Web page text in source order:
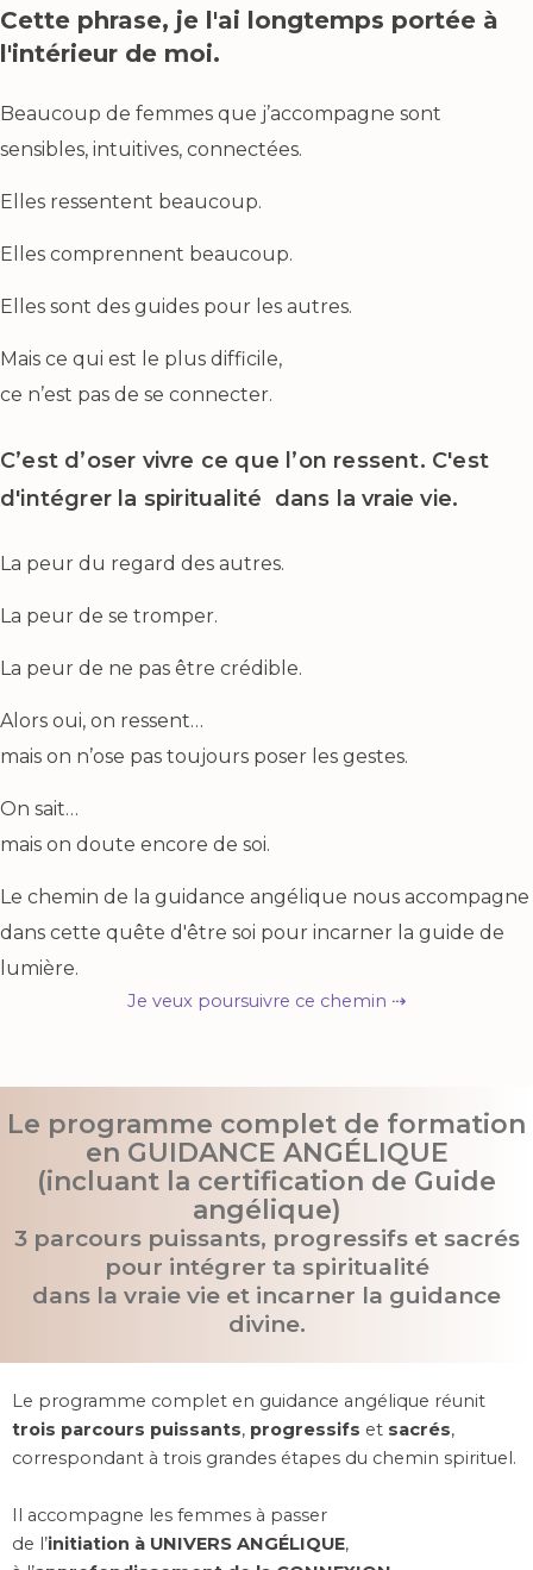
Cette phrase, je l'ai longtemps portée à
l'intérieur de moi.
Beaucoup de femmes que j’accompagne sont
sensibles, intuitives, connectées.
Elles ressentent beaucoup.
Elles comprennent beaucoup.
Elles sont des guides pour les autres.
Mais ce qui est le plus difficile,
ce n’est pas de se connecter.
C’est d’oser vivre ce que l’on ressent. C'est
d'intégrer la spiritualité dans la vraie vie.
La peur du regard des autres.
La peur de se tromper.
La peur de ne pas être crédible.
Alors oui, on ressent…
mais on n’ose pas toujours poser les gestes.
On sait…
mais on doute encore de soi.
Le chemin de la guidance angélique nous accompagne
dans cette quête d'être soi pour incarner la guide de
lumière.
Je veux poursuivre ce chemin ⇢
Le programme complet de formation
en GUIDANCE ANGÉLIQUE
(incluant la certification de Guide
angélique)
3 parcours puissants, progressifs et sacrés
pour intégrer ta spiritualité
dans la vraie vie et incarner la guidance
divine.
Le programme complet en guidance angélique réunit
trois parcours puissants, progressifs et sacrés,
correspondant à trois grandes étapes du chemin spirituel.
Il accompagne les femmes à passer
de l’initiation à UNIVERS ANGÉLIQUE,